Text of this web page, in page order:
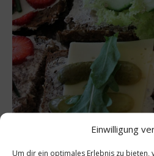
Einwilligung
Um dir ein optimales Erlebnis zu bieten,